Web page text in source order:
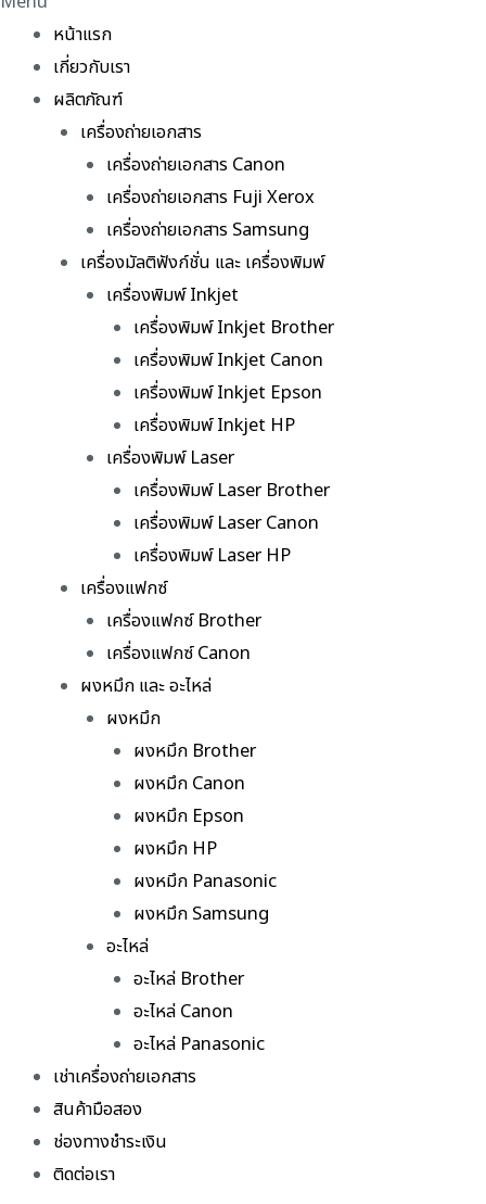
หน้าแรก
เกี่ยวกับเรา
ผลิตภัณฑ์
เครื่องถ่ายเอกสาร
เครื่องถ่ายเอกสาร Canon
เครื่องถ่ายเอกสาร Fuji Xerox
เครื่องถ่ายเอกสาร Samsung
เครื่องมัลติฟังก์ชั่น และ เครื่องพิมพ์
เครื่องพิมพ์ Inkjet
เครื่องพิมพ์ Inkjet Brother
เครื่องพิมพ์ Inkjet Canon
เครื่องพิมพ์ Inkjet Epson
เครื่องพิมพ์ Inkjet HP
เครื่องพิมพ์ Laser
เครื่องพิมพ์ Laser Brother
เครื่องพิมพ์ Laser Canon
เครื่องพิมพ์ Laser HP
เครื่องแฟกซ์
เครื่องแฟกซ์ Brother
เครื่องแฟกซ์ Canon
ผงหมึก และ อะไหล่
ผงหมึก
ผงหมึก Brother
ผงหมึก Canon
ผงหมึก Epson
ผงหมึก HP
ผงหมึก Panasonic
ผงหมึก Samsung
อะไหล่
อะไหล่ Brother
อะไหล่ Canon
อะไหล่ Panasonic
เช่าเครื่องถ่ายเอกสาร
สินค้ามือสอง
ช่องทางชำระเงิน
ติดต่อเรา